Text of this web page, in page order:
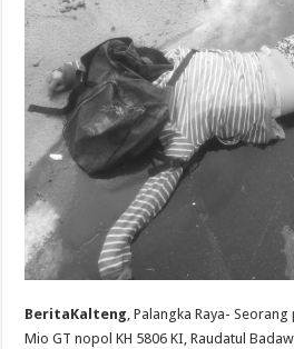
BeritaKalteng, Palangka Raya-
Mio GT nopol KH 5806 KI, Raudatul